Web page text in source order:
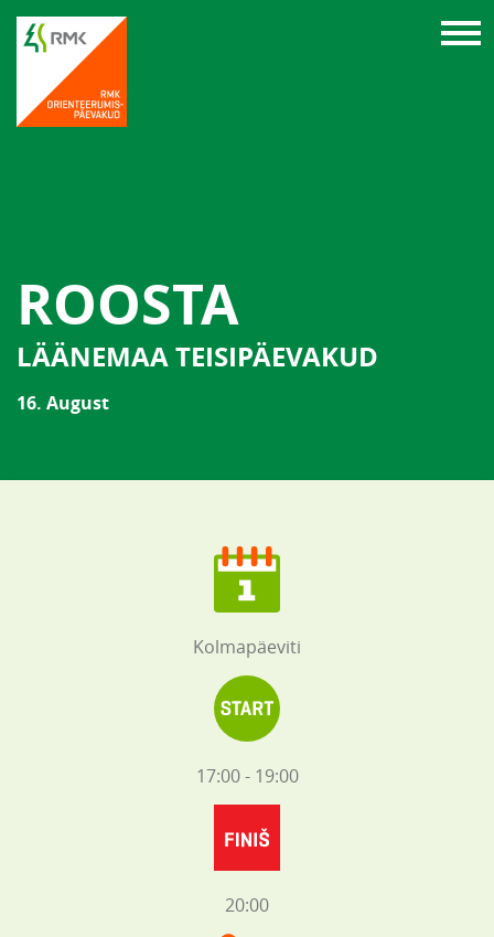
ROOSTA
LÄÄNEMAA TEISIPÄEVAKUD
16. August
Kolmapäeviti
17:00 - 19:00
20:00